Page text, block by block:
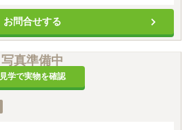
お問合せする
写真準備中
見学で実物を確認